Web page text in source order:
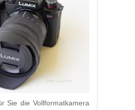
Sie die Vollformatkamera